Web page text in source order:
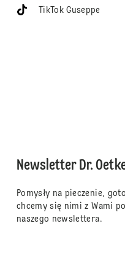
TikTok Guseppe
Newsletter Dr.
Pomysły na pieczenie,
chcemy się nimi z Wami
naszego newslettera.